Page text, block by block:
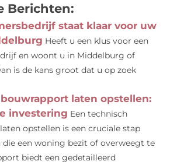
Berichten:
staat klaar voor uw
Heeft u een klus voor een
en woont u in Middelburg of
is de kans groot dat u op zoek
laten opstellen:
investering Een technisch
opstellen is een cruciale stap
die een woning bezit of overweegt te
biedt een gedetailleerd